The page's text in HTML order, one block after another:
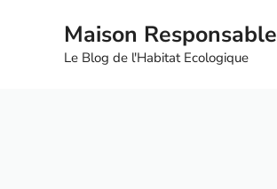
Maison Responsable
Le Blog de l'Habitat Ecologique